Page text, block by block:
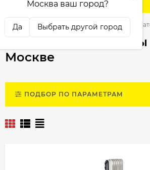
Москва ваш город?
Да Выбрать другой город
Тепловая техника Масляные
Масляные
Москве
ПОДБОР ПО ПАРАМЕТРАМ